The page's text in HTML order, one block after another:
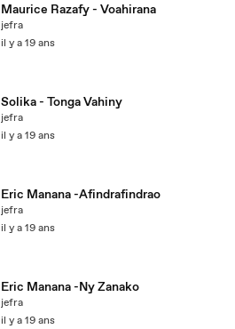
Maurice Razafy - Voahirana
jefra
il y a 19 ans
Solika - Tonga Vahiny
jefra
il y a 19 ans
Eric Manana -Afindrafindrao
jefra
il y a 19 ans
Eric Manana -Ny Zanako
jefra
il y a 19 ans